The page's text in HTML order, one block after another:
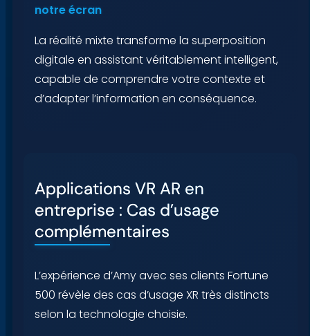
notre écran
La réalité mixte transforme la superposition
digitale en assistant véritablement intelligent,
capable de comprendre votre contexte et
d’adapter l’information en conséquence.
Applications VR AR en
entreprise : Cas d’usage
complémentaires
L’expérience d’Amy avec ses clients Fortune
500 révèle des cas d’usage XR très distincts
selon la technologie choisie.